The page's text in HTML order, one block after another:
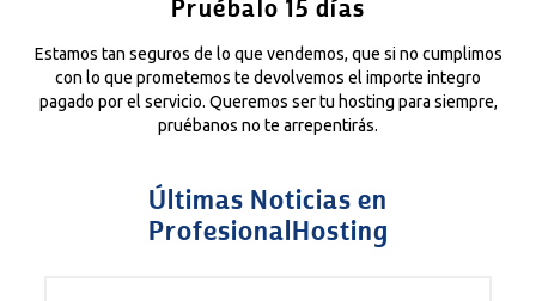
Pruébalo 15 días
Estamos tan seguros de lo que vendemos, que si no cumplimos
con lo que prometemos te devolvemos el importe integro
pagado por el servicio. Queremos ser tu hosting para siempre,
pruébanos no te arrepentirás.
Últimas Noticias en
ProfesionalHosting